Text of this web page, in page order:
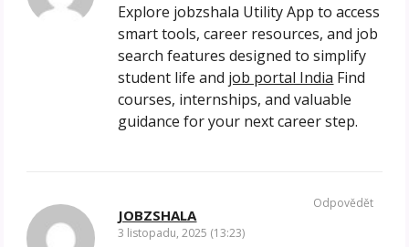
Explore jobzshala Utility App to access
smart tools, career resources, and job
search features designed to simplify
student life and job portal India Find
courses, internships, and valuable
guidance for your next career step.
JOBZSHALA
3 listopadu, 2025 (13:23)
Odpovědět